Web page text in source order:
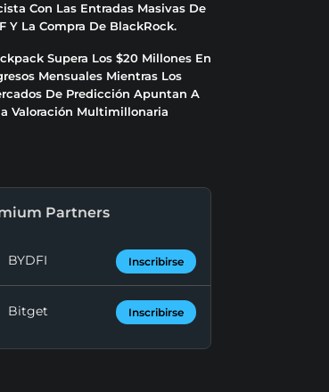
Con Las Entradas Masivas De
Y La Compra De BlackRock.
Supera Los $20 Millones En
Mensuales Mientras Los
De Predicción Apuntan A
Valoración Multimillonaria
Partners
BYDFI Inscribirse
Bitget Inscribirse